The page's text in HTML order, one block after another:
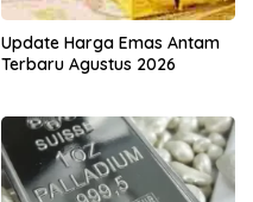
Update Harga Emas Antam
Terbaru Agustus 2026